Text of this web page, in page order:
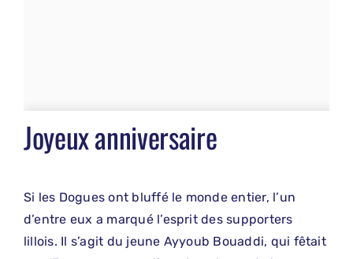
Joyeux anniversaire
Si les Dogues ont bluffé le monde entier, l’un
d’entre eux a marqué l’esprit des supporters
lillois. Il s’agit du jeune Ayyoub Bouaddi, qui fêtait